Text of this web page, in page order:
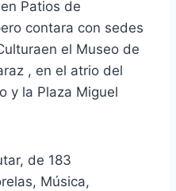
Patios de
contara con sedes
el Museo de
, en el atrio del
y la Plaza Miguel
de 183
Música,